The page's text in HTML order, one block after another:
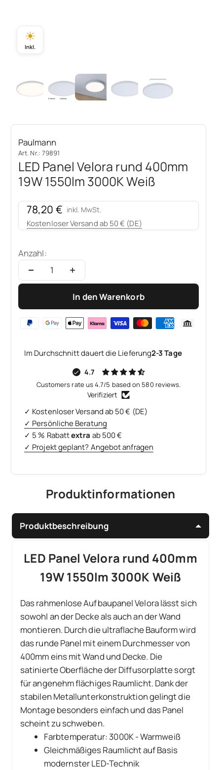
☀
Inkl.
Paulmann
Art. Nr.: 79891
LED Panel Velora rund 400mm
19W 1550lm 3000K Weiß
Angebot
78,20 € inkl. MwSt.
Kostenloser Versand ab 50 € (DE)
Anzahl:
In den Warenkorb
Im Durchschnitt dauert die Lieferung2-3 Tage
4.7
Customers rate us 4.7/5 based on 580 reviews.
Verifiziert
✓ Kostenloser Versand ab 50 € (DE)
✓ Persönliche Beratung
✓ 5 % Rabattextra ab 500 €
✓ Projekt geplant? Angebot anfragen
Produktinformationen
Produktbeschreibung
LED Panel Velora rund 400mm
19W 1550lm 3000K Weiß
Das rahmenlose Aufbaupanel Velora lässt sich
sowohl an der Decke als auch an der Wand
montieren. Durch die ultraflache Bauform wird
das runde Panel mit einem Durchmesser von
400mm eins mit Wand und Decke. Die
satinierte Oberfläche der Diffusorplatte sorgt
für angenehm flächiges Raumlicht. Dank der
stabilen Metallunterkonstruktion gelingt die
Montage besonders einfach und das Panel
scheint zu schweben.
Farbtemperatur: 3000K - Warmweiß
Gleichmäßiges Raumlicht auf Basis
modernster LED-Technik